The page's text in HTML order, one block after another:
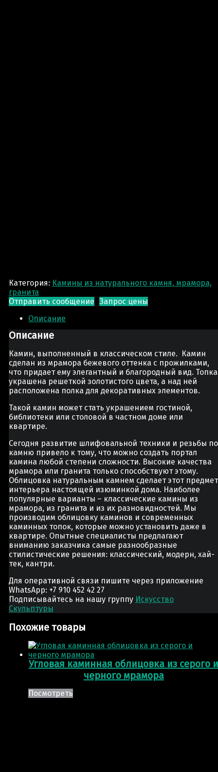
Категория: Камины из натурального камня, мрамора,
гранита
Отправить сообщение Запрос цены
Описание
Описание
Камин, выполненный в классическом стиле. Камин
сделан из мрамора бежевого оттенка с прожилками,
что придает ему элегантный и благородный вид. Топка
украшена решеткой золотистого цвета, а над ней
расположена полка для декоративных элементов.
Такой камин может стать украшением гостиной,
библиотеки или столовой в частном доме или
квартире.
Сегодня развитие шлифовальной техники и резьбы по
камню привело к тому, что можно создать портал
камина любой степени сложности. Высокие качества
мрамора или гранита только способствуют этому.
Облицовка натуральным камнем сделает этот предмет
интерьера настоящей изюминкой дома. Наиболее
популярные варианты – классические камины из
мрамора, из гранита и из их разновидностей. Мы
производим облицовку каминов и современных
каминных топок, которые можно установить даже в
квартире. Опытные специалисты предлагают
вниманию заказчика самые разнообразные
стилистические решения: классический, модерн, хай-
тек, кантри.
Для оперативной связи пишите через приложение
WhatsApp: +7 910 452 42 27
Подписывайтесь на нашу группу Искусство
Скульптуры
Похожие товары
Угловая каминная облицовка из серого и
черного мрамора
Посмотреть